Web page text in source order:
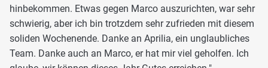
hinbekommen. Etwas gegen Marco auszurichten, war sehr
schwierig, aber ich bin trotzdem sehr zufrieden mit diesem
soliden Wochenende. Danke an Aprilia, ein unglaubliches
Team. Danke auch an Marco, er hat mir viel geholfen. Ich